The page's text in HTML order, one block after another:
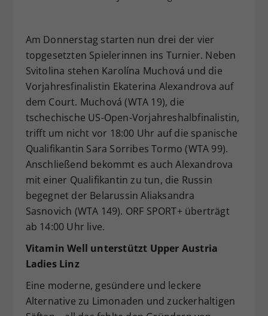
Am Donnerstag starten nun drei der vier
topgesetzten Spielerinnen ins Turnier. Neben
Svitolina stehen Karolína Muchová und die
Vorjahresfinalistin Ekaterina Alexandrova auf
dem Court. Muchová (WTA 19), die
tschechische US-Open-Vorjahreshalbfinalistin,
trifft um nicht vor 18:00 Uhr auf die spanische
Qualifikantin Sara Sorribes Tormo (WTA 99).
Anschließend bekommt es auch Alexandrova
mit einer Qualifikantin zu tun, die Russin
begegnet der Belarussin Aliaksandra
Sasnovich (WTA 149). ORF SPORT+ überträgt
ab 14:00 Uhr live.
Vitamin Well unterstützt Upper Austria
Ladies Linz
Eine moderne, gesündere und leckere
Alternative zu Limonaden und zuckerhaltigen